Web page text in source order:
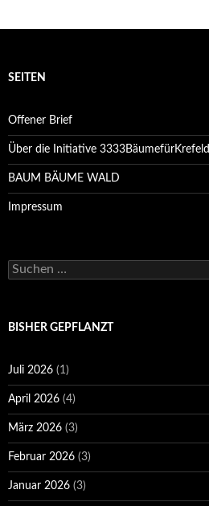
SEITEN
Offener Brief
Über die Initiative 3333BäumefürKrefeld
BAUM BÄUME WALD
Impressum
Suchen
nach:
BISHER GEPFLANZT
Juli 2026 (1)
April 2026 (4)
März 2026 (3)
Februar 2026 (3)
Januar 2026 (3)